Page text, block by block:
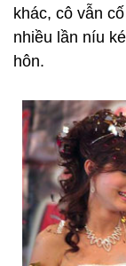
khác, cô vẫn
nhiều lần níu
hôn.